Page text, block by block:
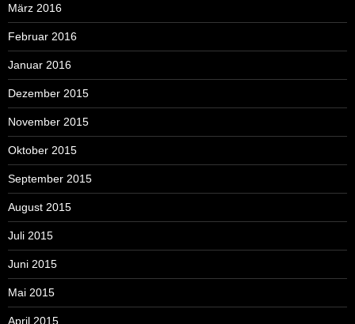
März 2016
Februar 2016
Januar 2016
Dezember 2015
November 2015
Oktober 2015
September 2015
August 2015
Juli 2015
Juni 2015
Mai 2015
April 2015